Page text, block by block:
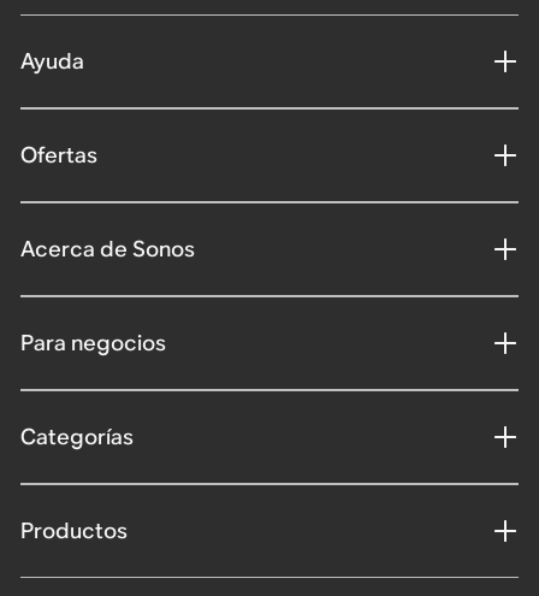
Ayuda
Ofertas
Acerca de Sonos
Para negocios
Categorías
Productos